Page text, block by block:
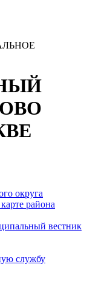
округа
района
вестник
службу